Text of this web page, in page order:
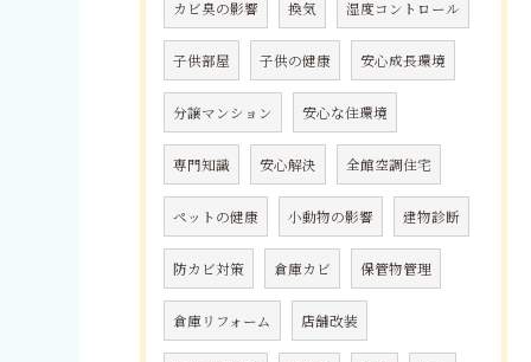
カビ臭の影響 換気 湿度コントロール
子供部屋 子供の健康 安心成長環境
分譲マンション 安心な住環境
専門知識 安心解決 全館空調住宅
ペットの健康 小動物の影響 建物診断
防カビ対策 倉庫カビ 保管物管理
倉庫リフォーム 店舗改装